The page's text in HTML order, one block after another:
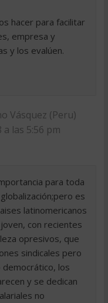
hacer para facilitar
empresa y
y los evalúen.
Vásquez (Peru)
a las 5:56 pm
para toda
es
latinomericanos
con recientes
opresivos, que
sindicales pero
los
y se dedican
no